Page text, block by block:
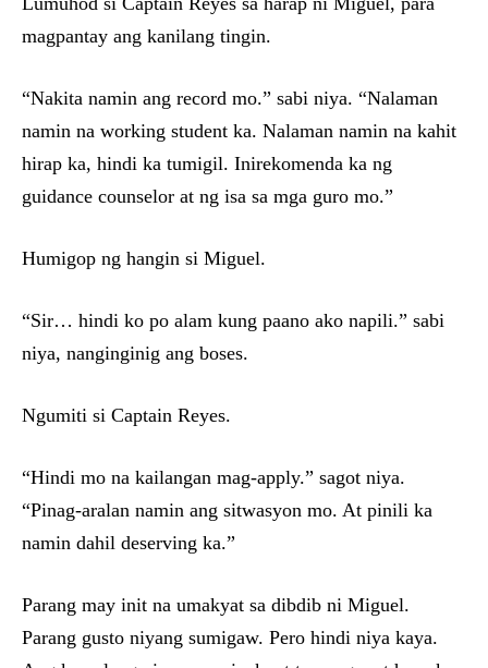
magpantay ang kanilang tingin.
“Nakita namin ang record mo.” sabi niya. “Nalaman
namin na working student ka. Nalaman namin na kahit
hirap ka, hindi ka tumigil. Inirekomenda ka ng
guidance counselor at ng isa sa mga guro mo.”
Humigop ng hangin si Miguel.
“Sir… hindi ko po alam kung paano ako napili.” sabi
niya, nanginginig ang boses.
Ngumiti si Captain Reyes.
“Hindi mo na kailangan mag-apply.” sagot niya.
“Pinag-aralan namin ang sitwasyon mo. At pinili ka
namin dahil deserving ka.”
Parang may init na umakyat sa dibdib ni Miguel.
Parang gusto niyang sumigaw. Pero hindi niya kaya.